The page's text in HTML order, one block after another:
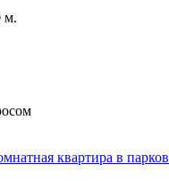
м.
квартира в